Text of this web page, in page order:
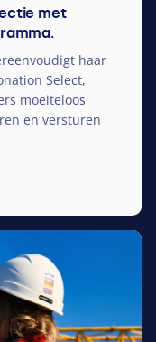
met
haar
Select,
moeiteloos
en versturen